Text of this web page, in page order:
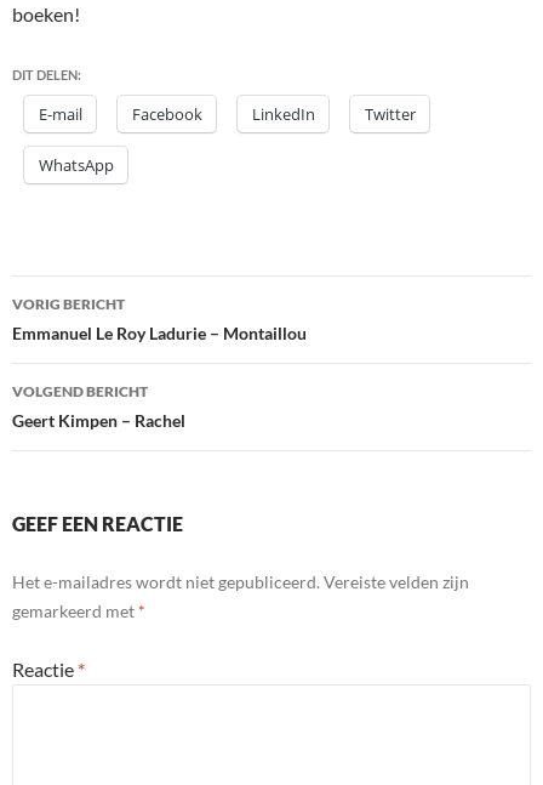
boeken!
DIT DELEN:
E-mail Facebook LinkedIn Twitter
WhatsApp
Bericht
navigatie
VORIG BERICHT
Emmanuel Le Roy Ladurie – Montaillou
VOLGEND BERICHT
Geert Kimpen – Rachel
GEEF EEN REACTIE
Het e-mailadres wordt niet gepubliceerd. Vereiste velden zijn
gemarkeerd met *
Reactie *